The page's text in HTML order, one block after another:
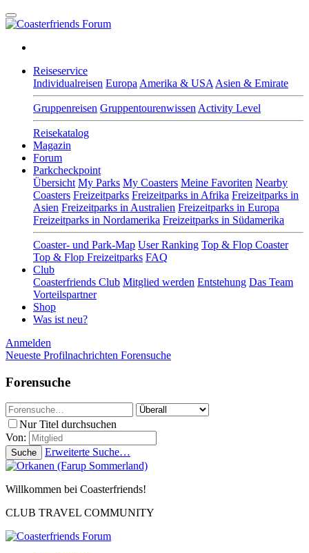
Reiseservice
Individualreisen Europa Amerika & USA Asien & Emirate
Gruppenreisen Gruppentourenwissen Activity Level
Reisekatalog
Magazin
Forum
Parkcheckpoint
Übersicht My Parks My Coasters Meine Favoriten Nearby
Coasters Freizeitparks Freizeitparks in Afrika Freizeitparks in
Asien Freizeitparks in Australien Freizeitparks in Europa
Freizeitparks in Nordamerika Freizeitparks in Südamerika
Coaster- und Park-Map User Ranking Top & Flop Coaster
Top & Flop Freizeitparks FAQ
Club
Coasterfriends Club Mitglied werden Entstehung Das Team
Vorteilspartner
Shop
Was ist neu?
Anmelden
Neueste Profilnachrichten Forensuche
Forensuche
Nur Titel durchsuchen
Von:
Suche Erweiterte Suche…
Willkommen bei Coasterfriends!
CLUB TRAVEL COMMUNITY